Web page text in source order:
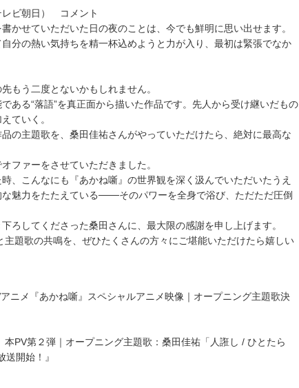
ビ朝日） コメント
かせていただいた日の夜のことは、今でも鮮明に思い出せます。
分の熱い気持ちを精一杯込めようと力が入り、最初は緊張でなか
もう二度とないかもしれません。
ある“落語”を真正面から描いた作品です。先人から受け継いだもの
ていく。
の主題歌を、桑田佳祐さんがやっていただけたら、絶対に最高な
ファーをさせていただきました。
、こんなにも『あかね噺』の世界観を深く汲んでいただいたうえ
魅力をたたえている───そのパワーを全身で浴び、ただただ圧倒
ろしてくださった桑田さんに、最大限の感謝を申し上げます。
主題歌の共鳴を、ぜひたくさんの方々にご堪能いただけたら嬉しい
ニメ『あかね噺』スペシャルアニメ映像｜オープニング主題歌決
PV第２弾｜オープニング主題歌：桑田佳祐「人誑し / ひとたら
開始！』